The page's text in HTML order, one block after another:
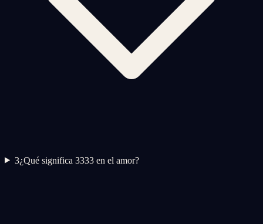
3¿Qué significa 3333 en el amor?